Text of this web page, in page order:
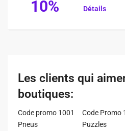
10% Détails
Les clients qui
boutiques:
Code promo 1001
Pneus
Code Promo
Puzzles